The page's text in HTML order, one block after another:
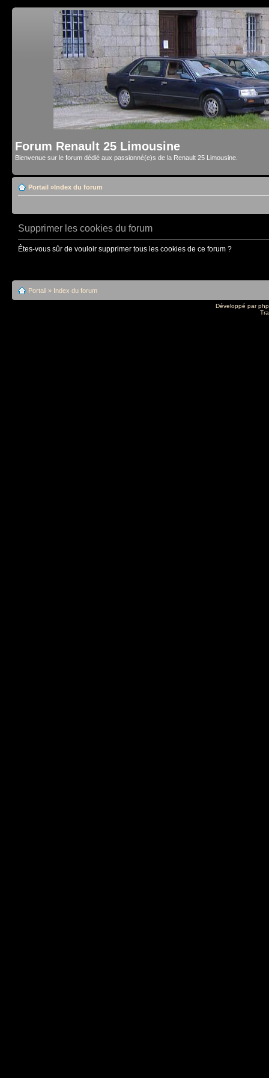
Forum Renault 25 Limousine
Bienvenue sur le forum dédié aux passionné(e)s de la Renault 25 Limousine.
Portail »Index du forum
Supprimer les cookies du forum
Êtes-vous sûr de vouloir supprimer tous les cookies de ce forum ?
Portail » Index du forum
Développé par